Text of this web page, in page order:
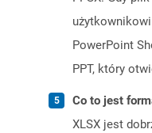
PowerPoint
PPT, który
Co to jest
XLSX jest